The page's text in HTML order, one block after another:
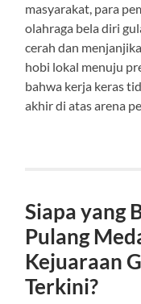
masyarakat, para
olahraga bela diri
cerah dan
hobi lokal menuju
bahwa kerja keras
akhir di atas arena
Siapa yang
Pulang
Kejuaraan
Terkini?